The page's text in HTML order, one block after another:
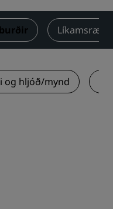
Líkamsrækt
og hljóð/mynd